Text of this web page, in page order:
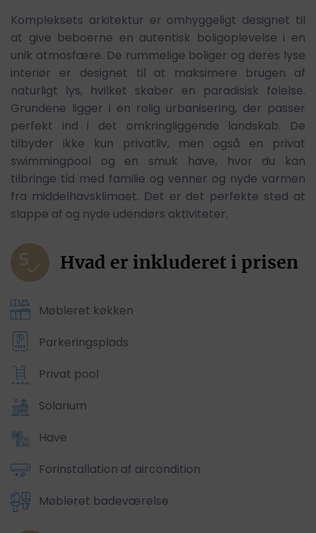
Kompleksets arkitektur er omhyggeligt designet til
at give beboerne en autentisk boligoplevelse i en
unik atmosfære. De rummelige boliger og deres lyse
interiør er designet til at maksimere brugen af
naturligt lys, hvilket skaber en paradisisk følelse.
Grundene ligger i en rolig urbanisering, der passer
perfekt ind i det omkringliggende landskab. De
tilbyder ikke kun privatliv, men også en privat
swimmingpool og en smuk have, hvor du kan
tilbringe tid med familie og venner og nyde varmen
fra middelhavsklimaet. Det er det perfekte sted at
slappe af og nyde udendørs aktiviteter.
Hvad er inkluderet i prisen
Møbleret køkken
Parkeringsplads
Privat pool
Solarium
Have
Forinstallation af aircondition
Møbleret badeværelse